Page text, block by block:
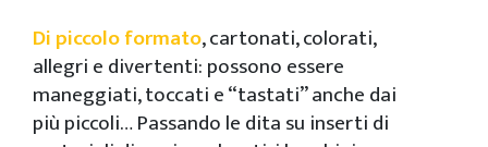
Di piccolo formato, cartonati, colorati,
allegri e divertenti: possono essere
maneggiati, toccati e “tastati” anche dai
più piccoli… Passando le dita su inserti di